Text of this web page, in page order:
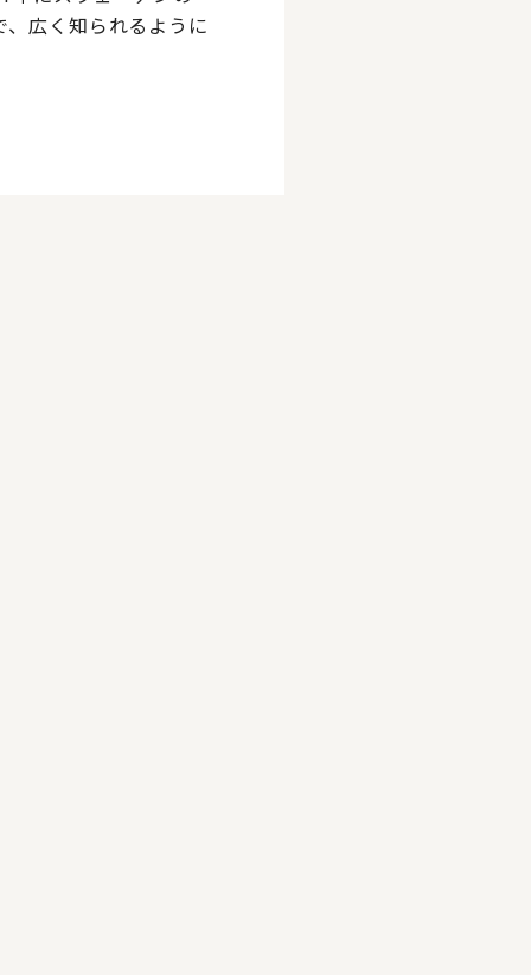
広く知られるように